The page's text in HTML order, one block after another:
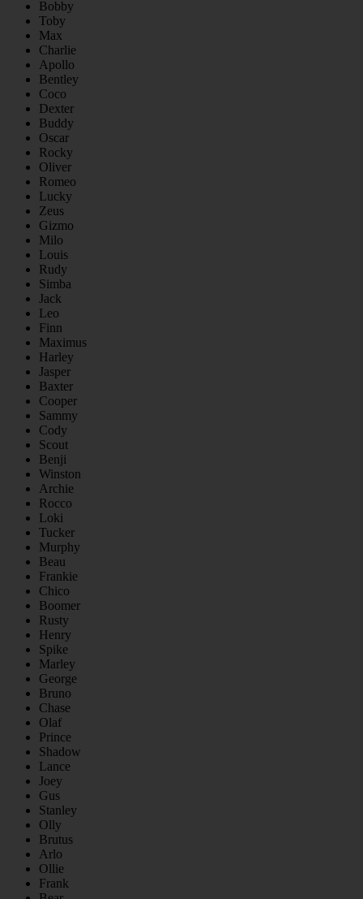
Bobby
Toby
Max
Charlie
Apollo
Bentley
Coco
Dexter
Buddy
Oscar
Rocky
Oliver
Romeo
Lucky
Zeus
Gizmo
Milo
Louis
Rudy
Simba
Jack
Leo
Finn
Maximus
Harley
Jasper
Baxter
Cooper
Sammy
Cody
Scout
Benji
Winston
Archie
Rocco
Loki
Tucker
Murphy
Beau
Frankie
Chico
Boomer
Rusty
Henry
Spike
Marley
George
Bruno
Chase
Olaf
Prince
Shadow
Lance
Joey
Gus
Stanley
Olly
Brutus
Arlo
Ollie
Frank